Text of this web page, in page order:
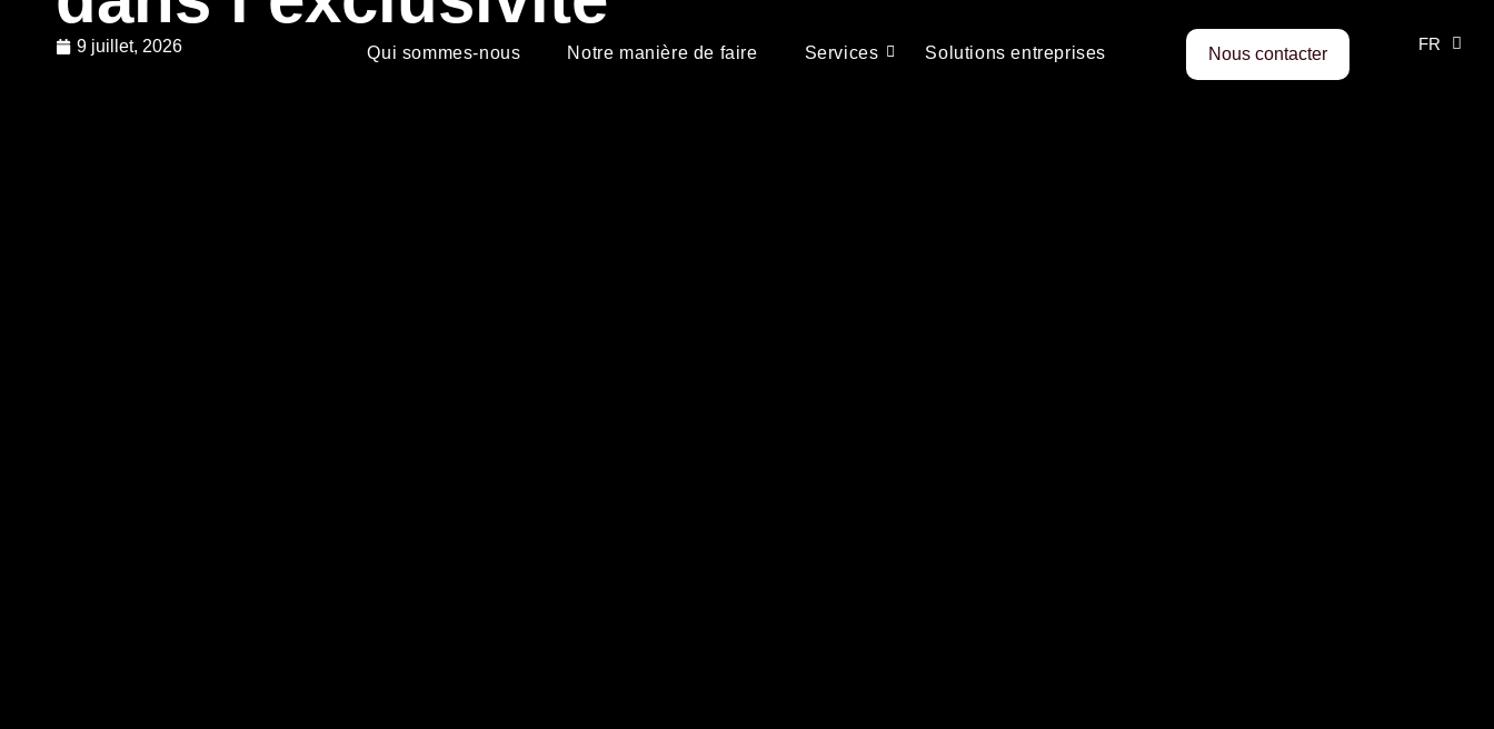
Qui sommes-nous Notre manière de faire Services Solutions entreprises Nous contacter
FR
EN
9 juillet, 2026